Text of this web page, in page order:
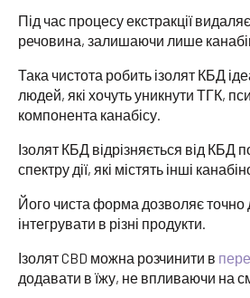
Під час процесу екстракції
речовина, залишаючи лише
Така чистота робить ізолят КБД
людей, які хочуть уникнути ТГК,
компонента канабісу.
Ізолят КБД відрізняється від КБД
спектру дії, які містять інші
Його чиста форма дозволяє точно
інтегрувати в різні продукти.
Ізолят CBD можна розчинити в
додавати в їжу, не впливаючи на